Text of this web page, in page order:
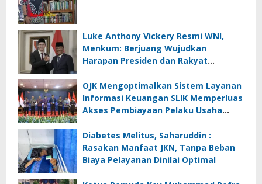
Luke Anthony Vickery Resmi WNI,
Menkum: Berjuang Wujudkan
Harapan Presiden dan Rakyat
OJK Mengoptimalkan Sistem Layanan
Informasi Keuangan SLIK Memperluas
Akses Pembiayaan Pelaku Usaha
Diabetes Melitus, Saharuddin :
Rasakan Manfaat JKN, Tanpa Beban
Biaya Pelayanan Dinilai Optimal